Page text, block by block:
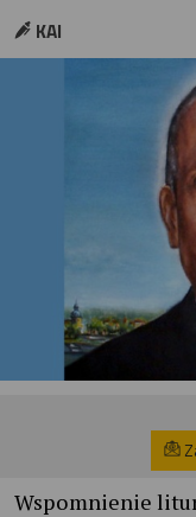
KAI
Wspomnienie